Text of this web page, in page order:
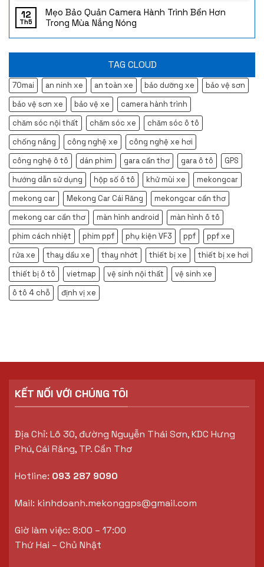
12
Th5
Mẹo Bảo Quản Camera Hành Trình Bền Hơn
Trong Mùa Nắng Nóng
TAG CLOUD
70mai an ninh xe an toàn xe bảo dưỡng xe
bảo vệ sơn
bảo vệ sơn xe
bảo vệ xe
camera hành trình
chăm sóc nội thất
chăm sóc xe
chăm sóc ô tô
chống nắng
công nghệ xe
công nghệ xe hơi
công nghệ ô tô
dán phim gara cần thơ gara ô tô
GPS
hướng dẫn sử dụng
hộp số ô tô khử mùi xe
mekongcar
mekong car
Mekong Car Cái Răng
mekongcar cần thơ
mekong car cần thơ
màn hình android
màn hình ô tô
phim cách nhiệt
phim ppf phụ kiện VF3 ppf
ppf xe
rửa xe
thay dầu xe thay nhớt thiết bị xe
thiết bị xe hơi
thiết bị ô tô
vietmap vệ sinh nội thất
vệ sinh xe
ô tô 4 chỗ
định vị xe
KẾT NỐI VỚI CHÚNG TÔI
Địa Chỉ: Lô 30, đường Nguyễn Thái Sơn, KDC Hưng
Phú, Cái Răng, TP. Cần Thơ
Hotline: 093 287 9090
Mail: kinhdoanh.mekonggps@gmail.com
Giờ làm việc: 8:00 – 17:00
Thứ Hai – Chủ Nhật